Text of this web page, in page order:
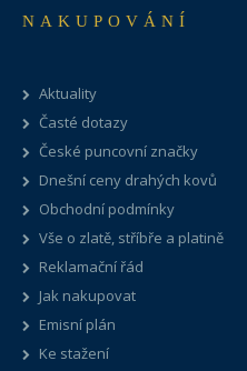
NAKUPOVÁNÍ
Aktuality
Časté dotazy
České puncovní značky
Dnešní ceny drahých kovů
Obchodní podmínky
Vše o zlatě, stříbře a platině
Reklamační řád
Jak nakupovat
Emisní plán
Ke stažení